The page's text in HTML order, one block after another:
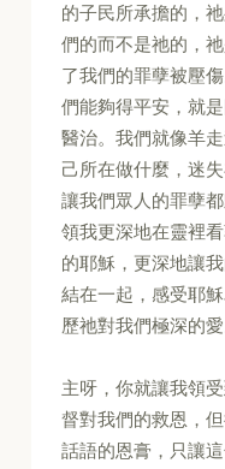
的子民所承擔的，
們的而不是祂的，
了我們的罪孽被壓
們能夠得平安，就
醫治。我們就像羊
己所在做什麼，迷
讓我們眾人的罪孽
領我更深地在靈裡
的耶穌，更深地讓
結在一起，感受耶
歷祂對我們極深的愛
主呀，你就讓我領
督對我們的救恩，
話語的恩膏，只讓